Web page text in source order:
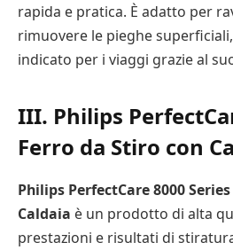
rapida e pratica. È adatto per
rimuovere le pieghe
indicato per i viaggi grazie al
III. Philips
Ferro da Stiro con
Philips PerfectCare 8000
Caldaia è un prodotto di alta
prestazioni e risultati di